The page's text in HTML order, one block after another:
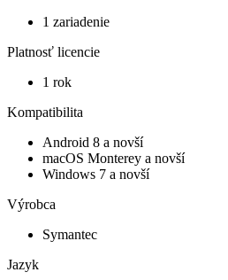
1 zariadenie
Platnosť licencie
1 rok
Kompatibilita
Android 8 a novší
macOS Monterey a novší
Windows 7 a novší
Výrobca
Symantec
Jazyk